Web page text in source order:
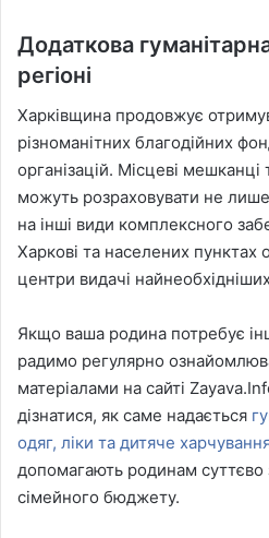
Додаткова
регіоні
Харківщина продовжує
різноманітних благодійних
організацій. Місцеві
можуть розраховувати не
на інші види комплексного
Харкові та населених пунктах
центри видачі
Якщо ваша родина потребує
радимо регулярно
матеріалами на сайті
дізнатися, як саме надається
одяг, ліки та дитяче
допомагають родинам
сімейного бюджету.